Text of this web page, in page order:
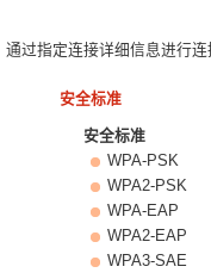
通过指定连接详细信息进行连
安全标准
安全标准
WPA-PSK
WPA2-PSK
WPA-EAP
WPA2-EAP
WPA3-SAE